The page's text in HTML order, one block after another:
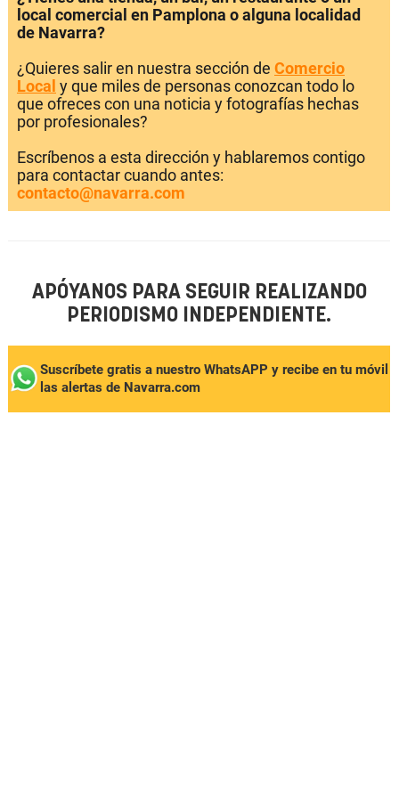
local comercial en Pamplona o alguna localidad
de Navarra?
¿Quieres salir en nuestra sección de Comercio
Local y que miles de personas conozcan todo lo
que ofreces con una noticia y fotografías hechas
por profesionales?
Escríbenos a esta dirección y hablaremos contigo
para contactar cuando antes:
contacto@navarra.com
APÓYANOS PARA SEGUIR REALIZANDO
PERIODISMO INDEPENDIENTE.
Suscríbete gratis a nuestro WhatsAPP y recibe en tu móvil
las alertas de Navarra.com